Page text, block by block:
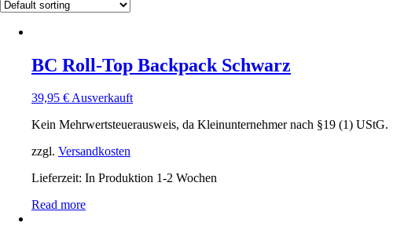
BC Roll-Top Backpack Schwarz
39,95 €Ausverkauft
Kein Mehrwertsteuerausweis, da Kleinunternehmer nach §19 (1) UStG.
zzgl. Versandkosten
Lieferzeit: In Produktion 1-2 Wochen
Read more